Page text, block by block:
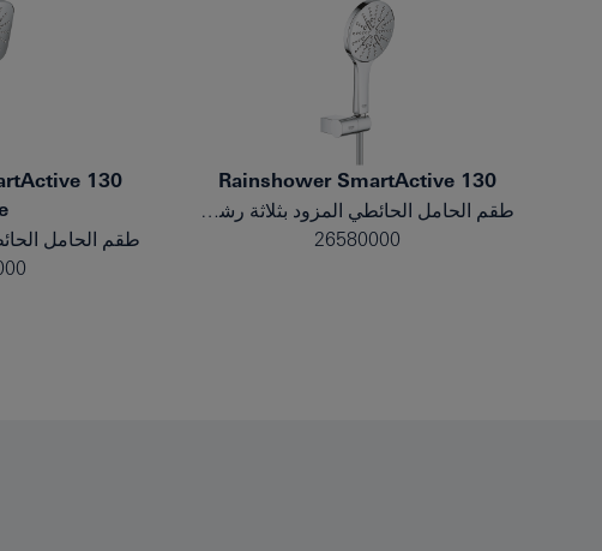
Rainshower SmartActive 130
طقم الحامل الحائطي المزود بثلاثة رشاشات
26580000
130